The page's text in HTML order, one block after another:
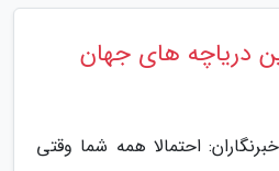
دریاچه های جهان
احتمالا همه شما وقتی